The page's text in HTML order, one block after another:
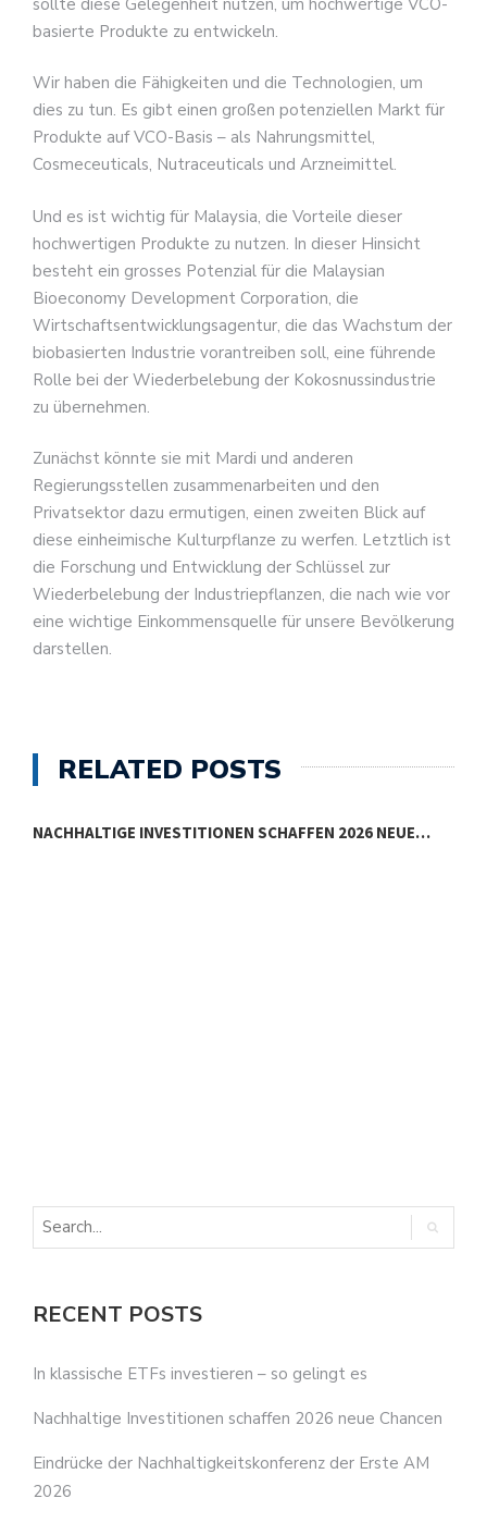
basierte Produkte zu entwickeln.
Wir haben die Fähigkeiten und die Technologien, um
dies zu tun. Es gibt einen großen potenziellen Markt für
Produkte auf VCO-Basis – als Nahrungsmittel,
Cosmeceuticals, Nutraceuticals und Arzneimittel.
Und es ist wichtig für Malaysia, die Vorteile dieser
hochwertigen Produkte zu nutzen. In dieser Hinsicht
besteht ein grosses Potenzial für die Malaysian
Bioeconomy Development Corporation, die
Wirtschaftsentwicklungsagentur, die das Wachstum der
biobasierten Industrie vorantreiben soll, eine führende
Rolle bei der Wiederbelebung der Kokosnussindustrie
zu übernehmen.
Zunächst könnte sie mit Mardi und anderen
Regierungsstellen zusammenarbeiten und den
Privatsektor dazu ermutigen, einen zweiten Blick auf
diese einheimische Kulturpflanze zu werfen. Letztlich ist
die Forschung und Entwicklung der Schlüssel zur
Wiederbelebung der Industriepflanzen, die nach wie vor
eine wichtige Einkommensquelle für unsere Bevölkerung
darstellen.
RELATED POSTS
NACHHALTIGE INVESTITIONEN SCHAFFEN 2026 NEUE…
RECENT POSTS
In klassische ETFs investieren – so gelingt es
Nachhaltige Investitionen schaffen 2026 neue Chancen
Eindrücke der Nachhaltigkeitskonferenz der Erste AM
2026